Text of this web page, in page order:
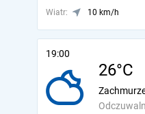
Wiatr:
10 km/h
19:00
26°C